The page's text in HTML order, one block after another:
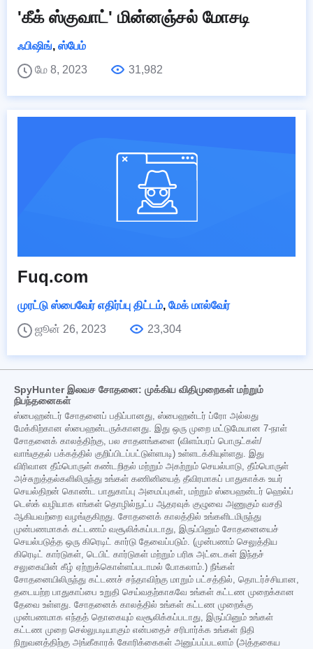
'கீக் ஸ்குவாட்' மின்னஞ்சல் மோசடி
ஃபிஷிங், ஸ்பேம்
மே 8, 2023
31,982
Fuq.com
முரட்டு ஸ்பைவேர் எதிர்ப்பு திட்டம், மேக் மால்வேர்
ஜூன் 26, 2023
23,304
SpyHunter இலவச சோதனை: முக்கிய விதிமுறைகள் மற்றும்
நிபந்தனைகள்
ஸ்பைஹன்டர் சோதனைப் பதிப்பானது, ஸ்பைஹன்டர் ப்ரோ அல்லது
மேக்கிற்கான ஸ்பைஹன்டருக்கானது. இது ஒரு முறை மட்டுமேயான 7-நாள்
சோதனைக் காலத்திற்கு, பல சாதனங்களை (விளம்பரப் பொருட்கள்/
வாங்குதல் பக்கத்தில் குறிப்பிடப்பட்டுள்ளபடி) உள்ளடக்கியுள்ளது. இது
விரிவான தீம்பொருள் கண்டறிதல் மற்றும் அகற்றும் செயல்பாடு, தீம்பொருள்
அச்சுறுத்தல்களிலிருந்து உங்கள் கணினியைத் தீவிரமாகப் பாதுகாக்க உயர்
செயல்திறன் கொண்ட பாதுகாப்பு அமைப்புகள், மற்றும் ஸ்பைஹன்டர் ஹெல்ப்
டெஸ்க் வழியாக எங்கள் தொழில்நுட்ப ஆதரவுக் குழுவை அணுகும் வசதி
ஆகியவற்றை வழங்குகிறது. சோதனைக் காலத்தில் உங்களிடமிருந்து
முன்பணமாகக் கட்டணம் வசூலிக்கப்படாது, இருப்பினும் சோதனையைச்
செயல்படுத்த ஒரு கிரெடிட் கார்டு தேவைப்படும். (முன்பணம் செலுத்திய
கிரெடிட் கார்டுகள், டெபிட் கார்டுகள் மற்றும் பரிசு அட்டைகள் இந்தச்
சலுகையின் கீழ் ஏற்றுக்கொள்ளப்படாமல் போகலாம்.) நீங்கள்
சோதனையிலிருந்து கட்டணச் சந்தாவிற்கு மாறும் பட்சத்தில், தொடர்ச்சியான,
தடையற்ற பாதுகாப்பை உறுதி செய்வதற்காகவே உங்கள் கட்டண முறைக்கான
தேவை உள்ளது. சோதனைக் காலத்தில் உங்கள் கட்டண முறைக்கு
முன்பணமாக எந்தத் தொகையும் வசூலிக்கப்படாது, இருப்பினும் உங்கள்
கட்டண முறை செல்லுபடியாகும் என்பதைச் சரிபார்க்க உங்கள் நிதி
நிறுவனத்திற்கு அங்கீகாரக் கோரிக்கைகள் அனுப்பப்படலாம் (அத்தகைய